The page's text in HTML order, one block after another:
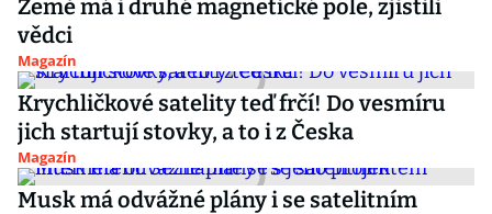
Země má i druhé magnetické pole, zjistili
vědci
Magazín
Krychličkové satelity teď frčí! Do vesmíru
jich startují stovky, a to i z Česka
Magazín
Musk má odvážné plány i se satelitním